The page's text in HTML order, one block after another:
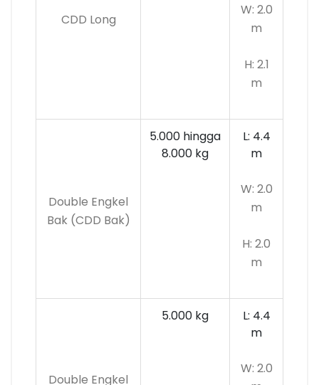
CDD Long
W: 2.0
m
H: 2.1
m
Double Engkel
Bak (CDD Bak)
5.000 hingga
8.000 kg
L: 4.4
m
W: 2.0
m
H: 2.0
m
Double Engkel
5.000 kg
L: 4.4
m
W: 2.0